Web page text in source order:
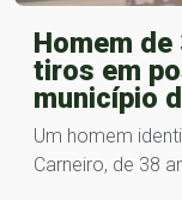
Homem
tiros em
município
Um homem
Carneiro, de 38